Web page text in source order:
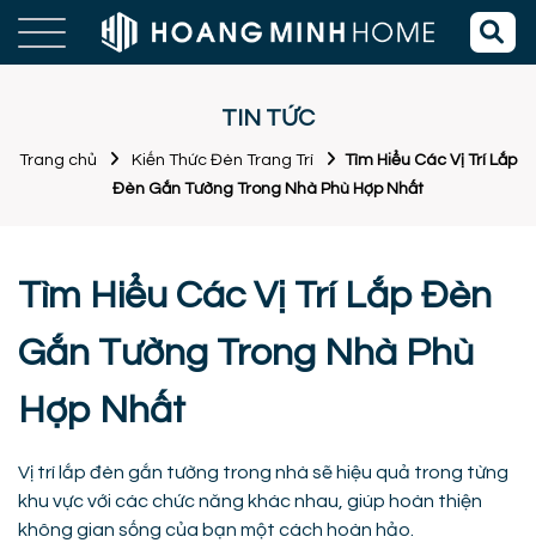
TIN TỨC
Trang chủ Kiến Thức Đèn Trang Trí
Tìm Hiểu Các Vị Trí Lắp
Đèn Gắn Tường Trong Nhà Phù Hợp Nhất
Tìm Hiểu Các Vị Trí Lắp Đèn
Gắn Tường Trong Nhà Phù
Hợp Nhất
Vị trí lắp đèn gắn tường trong nhà sẽ hiệu quả trong từng
khu vực với các chức năng khác nhau, giúp hoàn thiện
không gian sống của bạn một cách hoàn hảo.